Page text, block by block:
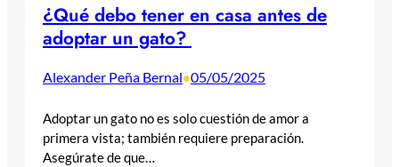
¿Qué debo tener en casa antes de
adoptar un gato?
Alexander Peña Bernal•05/05/2025
Adoptar un gato no es solo cuestión de amor a
primera vista; también requiere preparación.
Asegúrate de que…